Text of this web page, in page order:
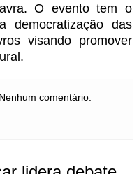
O evento tem o
democratização das
visando promover
Nenhum comentário: